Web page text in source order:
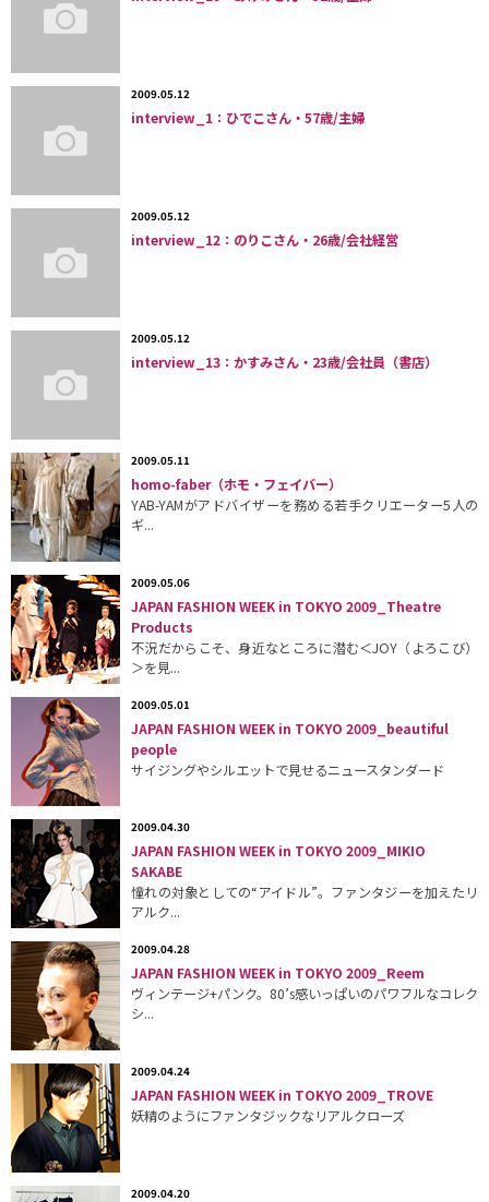
2009.05.12
interview_1：ひでこさん・57歳/主婦
2009.05.12
interview_12：のりこさん・26歳/会社経営
2009.05.12
interview_13：かすみさん・23歳/会社員（書店）
2009.05.11
homo-faber（ホモ・フェイバー）
YAB-YAMがアドバイザーを務める若手クリエーター5人の
ギ...
2009.05.06
JAPAN FASHION WEEK in TOKYO 2009_Theatre
Products
不況だからこそ、身近なところに潜む＜JOY（よろこび）
＞を見...
2009.05.01
JAPAN FASHION WEEK in TOKYO 2009_beautiful
people
サイジングやシルエットで見せるニュースタンダード
2009.04.30
JAPAN FASHION WEEK in TOKYO 2009_MIKIO
SAKABE
憧れの対象としての“アイドル”。ファンタジーを加えたリ
アルク...
2009.04.28
JAPAN FASHION WEEK in TOKYO 2009_Reem
ヴィンテージ+パンク。80’s感いっぱいのパワフルなコレク
シ...
2009.04.24
JAPAN FASHION WEEK in TOKYO 2009_TROVE
妖精のようにファンタジックなリアルクローズ
2009.04.20